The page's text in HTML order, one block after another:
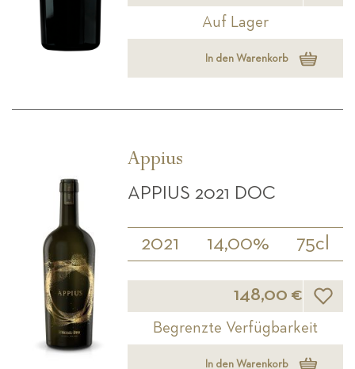
Auf Lager
In den Warenkorb
Appius
APPIUS 2021 DOC
2021 14,00% 75cl
148,00 €
Begrenzte Verfügbarkeit
In den Warenkorb